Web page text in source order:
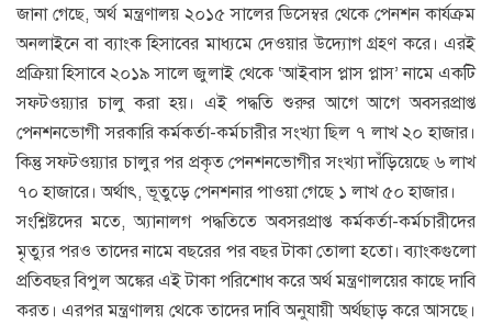
জানা গেছে, অর্থ মন্ত্রণালয় ২০১৫ সালের ডিসেম্বর থেকে পেনশন কার্যক্রম
অনলাইনে বা ব্যাংক হিসাবের মাধ্যমে দেওয়ার উদ্যোগ গ্রহণ করে। এরই
প্রক্রিয়া হিসাবে ২০১৯ সালে জুলাই থেকে ‘আইবাস প্লাস প্লাস’ নামে একটি
সফটওয়্যার চালু করা হয়। এই পদ্ধতি শুরুর আগে আগে অবসরপ্রাপ্ত
পেনশনভোগী সরকারি কর্মকর্তা-কর্মচারীর সংখ্যা ছিল ৭ লাখ ২০ হাজার।
কিন্তু সফটওয়্যার চালুর পর প্রকৃত পেনশনভোগীর সংখ্যা দাঁড়িয়েছে ৬ লাখ
৭০ হাজারে। অর্থাৎ, ভূতুড়ে পেনশনার পাওয়া গেছে ১ লাখ ৫০ হাজার।
সংশ্লিষ্টদের মতে, অ্যানালগ পদ্ধতিতে অবসরপ্রাপ্ত কর্মকর্তা-কর্মচারীদের
মৃত্যুর পরও তাদের নামে বছরের পর বছর টাকা তোলা হতো। ব্যাংকগুলো
প্রতিবছর বিপুল অঙ্কের এই টাকা পরিশোধ করে অর্থ মন্ত্রণালয়ের কাছে দাবি
করত। এরপর মন্ত্রণালয় থেকে তাদের দাবি অনুযায়ী অর্থছাড় করে আসছে।